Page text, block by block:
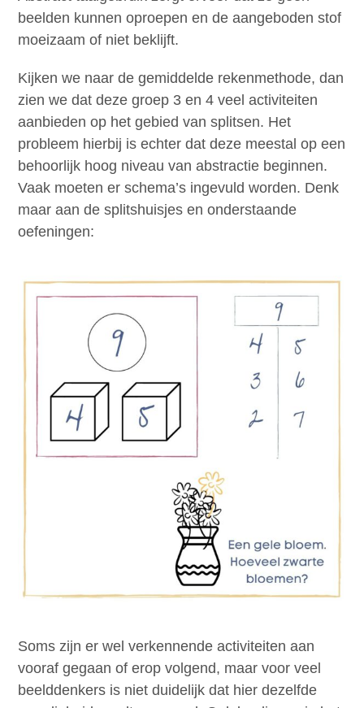
beelden kunnen oproepen en de aangeboden stof
moeizaam of niet beklijft.
Kijken we naar de gemiddelde rekenmethode, dan
zien we dat deze groep 3 en 4 veel activiteiten
aanbieden op het gebied van splitsen. Het
probleem hierbij is echter dat deze meestal op een
behoorlijk hoog niveau van abstractie beginnen.
Vaak moeten er schema’s ingevuld worden. Denk
maar aan de splitshuisjes en onderstaande
oefeningen:
Soms zijn er wel verkennende activiteiten aan
vooraf gegaan of erop volgend, maar voor veel
beelddenkers is niet duidelijk dat hier dezelfde